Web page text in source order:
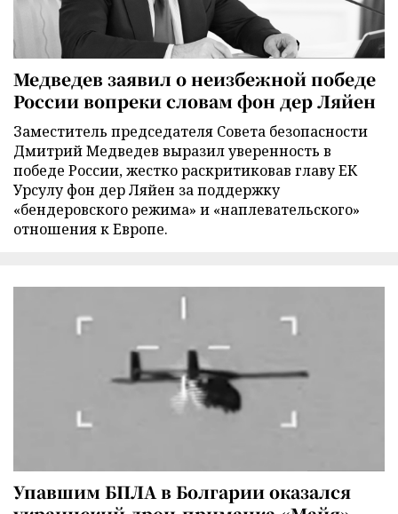
Медведев заявил о неизбежной победе
России вопреки словам фон дер Ляйен
Заместитель председателя Совета безопасности
Дмитрий Медведев выразил уверенность в
победе России, жестко раскритиковав главу ЕК
Урсулу фон дер Ляйен за поддержку
«бендеровского режима» и «наплевательского»
отношения к Европе.
Упавшим БПЛА в Болгарии оказался